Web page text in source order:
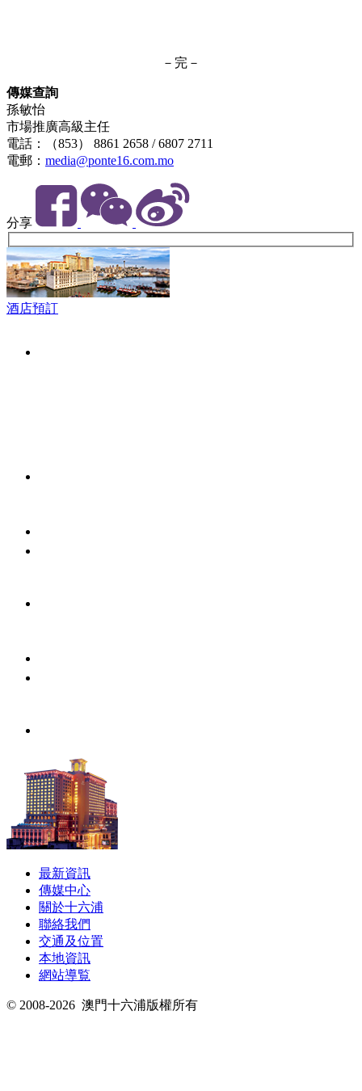
－完－
傳媒查詢
孫敏怡
市場推廣高級主任
電話：（853） 8861 2658 / 6807 2711
電郵： media@ponte16.com.mo
分享
酒店預訂
最新資訊
傳媒中心
關於十六浦
聯絡我們
交通及位置
本地資訊
網站導覧
© 2008-2026 澳門十六浦版權所有